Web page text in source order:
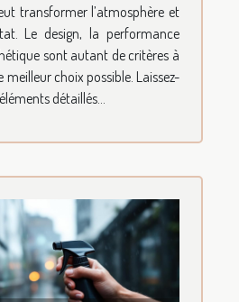
transformer l’atmosphère et
Le design, la performance
sont autant de critères à
meilleur choix possible. Laissez-
détaillés...